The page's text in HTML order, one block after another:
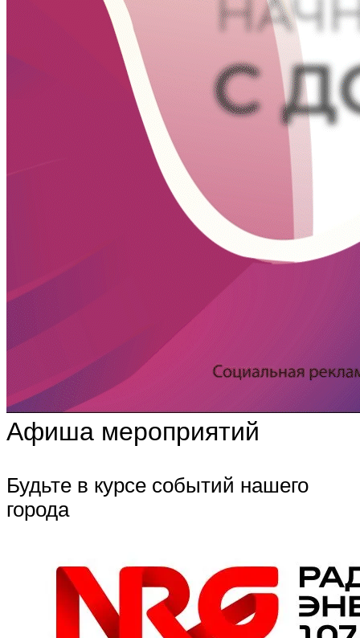
Афиша мероприятий
Будьте в курсе событий нашего
города